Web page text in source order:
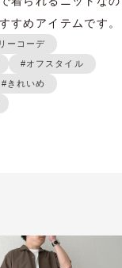
すめアイテムです。
ーコーデ
#オフスタイル
#きれいめ